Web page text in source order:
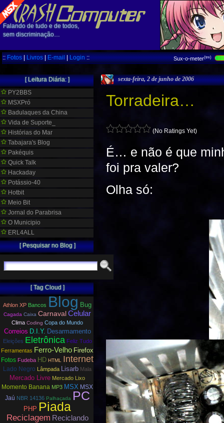
Falando de tudo e de todos,
sem discriminação…
::Fotos|Livros|E-mail|Login:: Sux-o-meter(tm)
sexta-feira, 2 de junho de 2006
Torradeira…
(No Ratings Yet)
É… e não é que
foi pra valer?
Olha só:
[ Leitura Diária: ]
PY2BBS
MSXPró
Badulaques da China
Vida de Suporte_
Histórias do Mar
Tabajara's Blog
Pakéquis
Quick Talk
Hackaday
Potássio-40
Hotbit
Meio Bit
Jornal do Parabrisa
O Municipio
ERL4ALL
[ Pesquisar no Blog ]
[ Tag Cloud ]
Athlon XP Bancos Blog Bug
Cagada Caixa CarnavalCelular
Clima Coding Copa do Mundo
Correios D.I.Y. Desarmamento
Eleições Eletrônica Feliz Tudo
Ferramentas Ferro-Velho Firefox
Fotos Fudeba HD HTML Internet
Lado Negro Lâmpada Lisarb Mala
Mercado Livre Mercado Lixo
Momento Banana MP3 MSX MSX
Jaú NBR 14136 Palhaçada PC
PHP Piada
Reciclagem Reciclando